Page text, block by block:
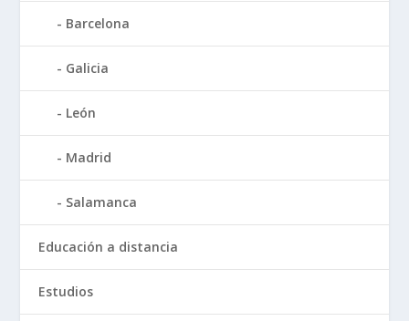
Barcelona
Galicia
León
Madrid
Salamanca
Educación a distancia
Estudios